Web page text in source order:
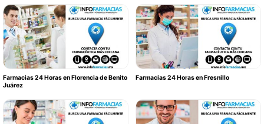
Farmacias 24 Horas en Florencia de Benito
Juárez
Farmacias 24 Horas en Fresnillo